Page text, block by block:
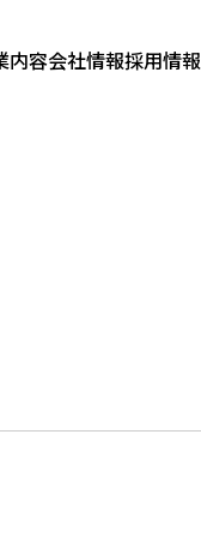
内容会社情報採用情報